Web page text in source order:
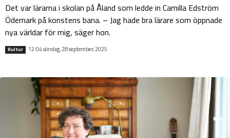
Det var lärarna i skolan på Åland som ledde in Camilla Edström
Ödemark på konstens bana. – Jag hade bra lärare som öppnade
nya världar för mig, säger hon.
Kultur 12:04 söndag, 28 september, 2025